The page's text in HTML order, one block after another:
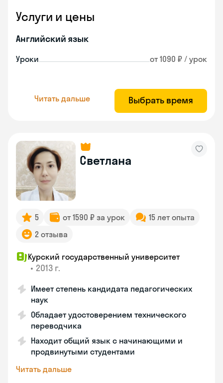
Услуги и цены
Английский язык
Уроки от 1090 ₽ / урок
Читать дальше Выбрать время
Светлана
5 от 1590 ₽ за урок
15 лет опыта
2 отзыва
Курский государственный университет
• 2013 г.
Имеет степень кандидата педагогических
наук
Обладает удостоверением технического
переводчика
Находит общий язык с начинающими и
продвинутыми студентами
Читать дальше